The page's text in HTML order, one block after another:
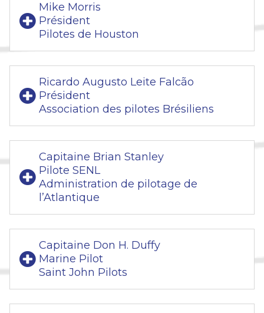
Mike Morris
Président
Pilotes de Houston
Ricardo Augusto Leite Falcão
Président
Association des pilotes Brésiliens
Capitaine Brian Stanley
Pilote SENL
Administration de pilotage de
l’Atlantique
Capitaine Don H. Duffy
Marine Pilot
Saint John Pilots